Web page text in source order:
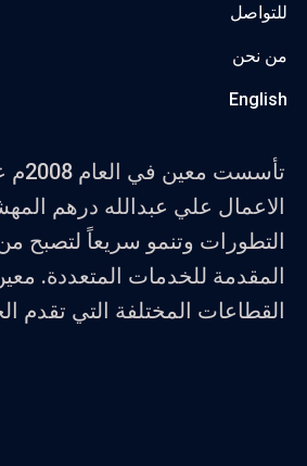
للتواصل
من نحن
English
تأسست
الاعمال علي عبدالله درهم
التطورات وتنمو سريعاً لتصبح
المقدمة للخدمات المتعددة.
القطاعات المختلفة التي تقدم